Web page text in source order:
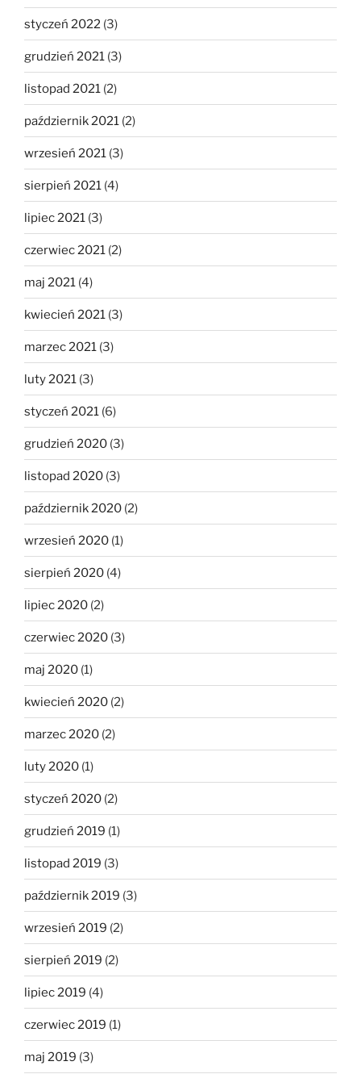
styczeń 2022 (3)
grudzień 2021 (3)
listopad 2021 (2)
październik 2021 (2)
wrzesień 2021 (3)
sierpień 2021 (4)
lipiec 2021 (3)
czerwiec 2021 (2)
maj 2021 (4)
kwiecień 2021 (3)
marzec 2021 (3)
luty 2021 (3)
styczeń 2021 (6)
grudzień 2020 (3)
listopad 2020 (3)
październik 2020 (2)
wrzesień 2020 (1)
sierpień 2020 (4)
lipiec 2020 (2)
czerwiec 2020 (3)
maj 2020 (1)
kwiecień 2020 (2)
marzec 2020 (2)
luty 2020 (1)
styczeń 2020 (2)
grudzień 2019 (1)
listopad 2019 (3)
październik 2019 (3)
wrzesień 2019 (2)
sierpień 2019 (2)
lipiec 2019 (4)
czerwiec 2019 (1)
maj 2019 (3)